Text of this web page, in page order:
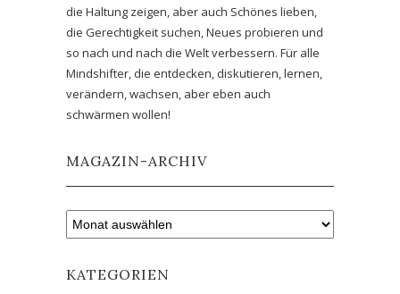
die Haltung zeigen, aber auch Schönes lieben,
die Gerechtigkeit suchen, Neues probieren und
so nach und nach die Welt verbessern. Für alle
Mindshifter, die entdecken, diskutieren, lernen,
verändern, wachsen, aber eben auch
schwärmen wollen!
MAGAZIN-ARCHIV
KATEGORIEN